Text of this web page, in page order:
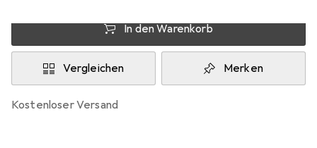
In den Warenkorb
Vergleichen Merken
kostenloser Versand